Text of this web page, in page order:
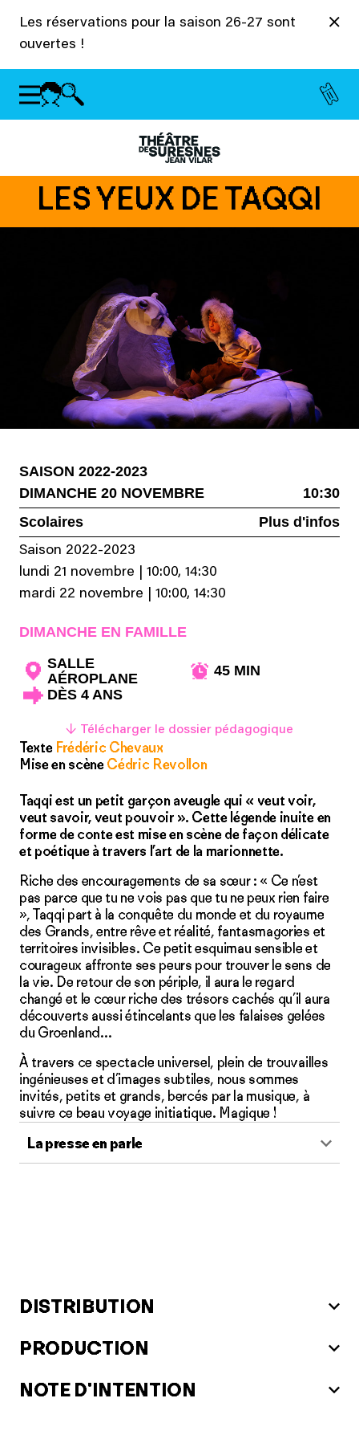
Les réservations pour la saison 26-27 sont
ouvertes !
LES YEUX DE TAQQI
SAISON 2022-2023
DIMANCHE 20 NOVEMBRE
10:30
Scolaires
Plus d'infos
Saison 2022-2023
lundi 21 novembre
10:00, 14:30
mardi 22 novembre
10:00, 14:30
DIMANCHE EN FAMILLE
SALLE
AÉROPLANE
45 MIN
DÈS 4 ANS
↓ Télécharger le dossier pédagogique
Texte Frédéric Chevaux
Mise en scène Cédric Revollon
Taqqi est un petit garçon aveugle qui « veut voir,
veut savoir, veut pouvoir ». Cette légende inuite en
forme de conte est mise en scène de façon délicate
et poétique à travers l’art de la marionnette.
Riche des encouragements de sa sœur : « Ce n’est
pas parce que tu ne vois pas que tu ne peux rien faire
», Taqqi part à la conquête du monde et du royaume
des Grands, entre rêve et réalité, fantasmagories et
territoires invisibles. Ce petit esquimau sensible et
courageux affronte ses peurs pour trouver le sens de
la vie. De retour de son périple, il aura le regard
changé et le cœur riche des trésors cachés qu’il aura
découverts aussi étincelants que les falaises gelées
du Groenland…
À travers ce spectacle universel, plein de trouvailles
ingénieuses et d’images subtiles, nous sommes
invités, petits et grands, bercés par la musique, à
suivre ce beau voyage initiatique. Magique !
La presse en parle
DISTRIBUTION
PRODUCTION
NOTE D'INTENTION